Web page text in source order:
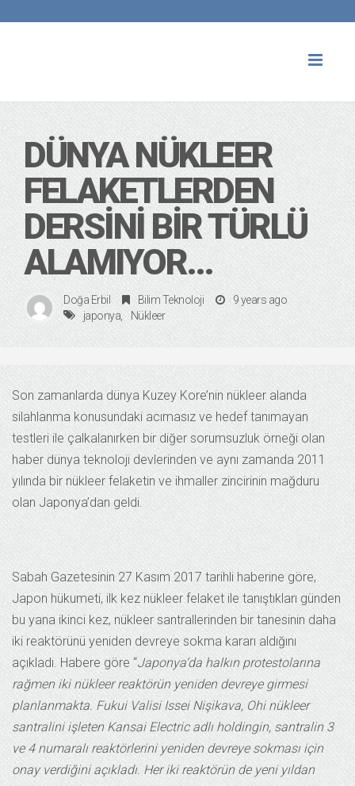
DÜNYA NÜKLEER
FELAKETLERDEN
DERSINI BIR TÜRLÜ
ALAMIYOR…
Doğa Erbil Bilim Teknoloji
9 years ago
japonya
Nükleer
Son zamanlarda dünya Kuzey Kore’nin nükleer alanda
silahlanma konusundaki acımasız ve hedef tanımayan
testleri ile çalkalanırken bir diğer sorumsuzluk örneği olan
haber dünya teknoloji devlerinden ve aynı zamanda 2011
yılında bir nükleer felaketin ve ihmaller zincirinin mağduru
olan Japonya’dan geldi.
Sabah Gazetesinin 27 Kasım 2017 tarihli haberine göre,
Japon hükumeti, ilk kez nükleer felaket ile tanıştıkları günden
bu yana ikinci kez, nükleer santrallerinden bir tanesinin daha
iki reaktörünü yeniden devreye sokma kararı aldığını
açıkladı. Habere göre “Japonya‘da halkın protestolarına
rağmen iki nükleer reaktörün yeniden devreye girmesi
planlanmakta. Fukui Valisi Issei Nişikava, Ohi nükleer
santralini işleten Kansai Electric adlı holdingin, santralin 3
ve 4 numaralı reaktörlerini yeniden devreye sokması için
onay verdiğini açıkladı. Her iki reaktörün de yeni yıldan